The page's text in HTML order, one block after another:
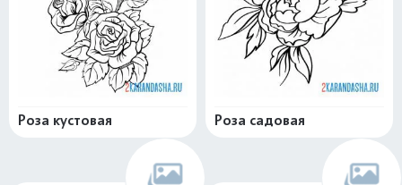
Роза кустовая Роза садовая